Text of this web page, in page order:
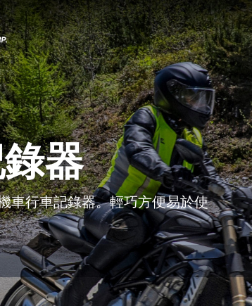
器
車行車記錄器。輕巧方便易於使